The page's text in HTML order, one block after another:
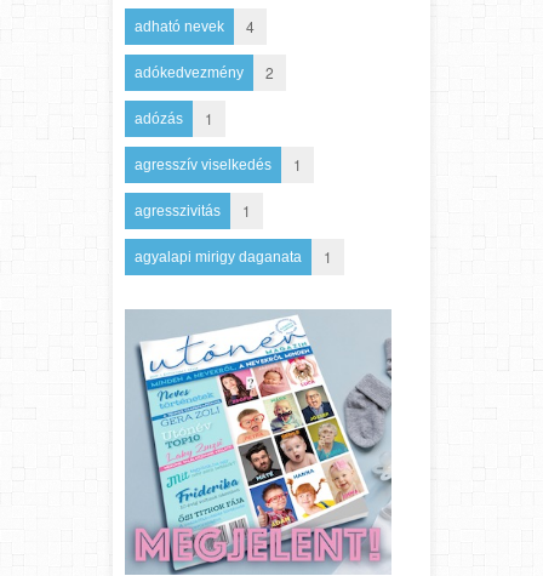
adható nevek 4
adókedvezmény 2
adózás 1
agresszív viselkedés 1
agresszivitás 1
agyalapi mirigy daganata 1